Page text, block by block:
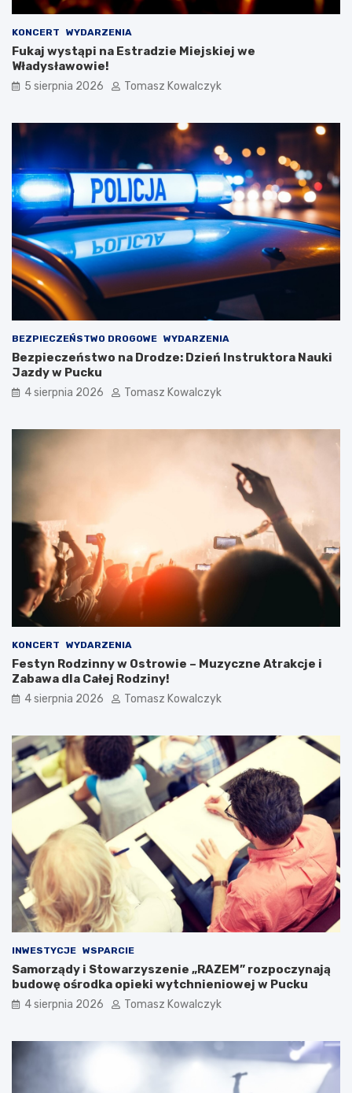
KONCERT WYDARZENIA
Fukaj wystąpi na Estradzie Miejskiej we
Władysławowie!
5 sierpnia 2026 Tomasz Kowalczyk
BEZPIECZEŃSTWO DROGOWE WYDARZENIA
Bezpieczeństwo na Drodze: Dzień Instruktora Nauki
Jazdy w Pucku
4 sierpnia 2026 Tomasz Kowalczyk
KONCERT WYDARZENIA
Festyn Rodzinny w Ostrowie – Muzyczne Atrakcje i
Zabawa dla Całej Rodziny!
4 sierpnia 2026 Tomasz Kowalczyk
INWESTYCJE WSPARCIE
Samorządy i Stowarzyszenie „RAZEM” rozpoczynają
budowę ośrodka opieki wytchnieniowej w Pucku
4 sierpnia 2026 Tomasz Kowalczyk